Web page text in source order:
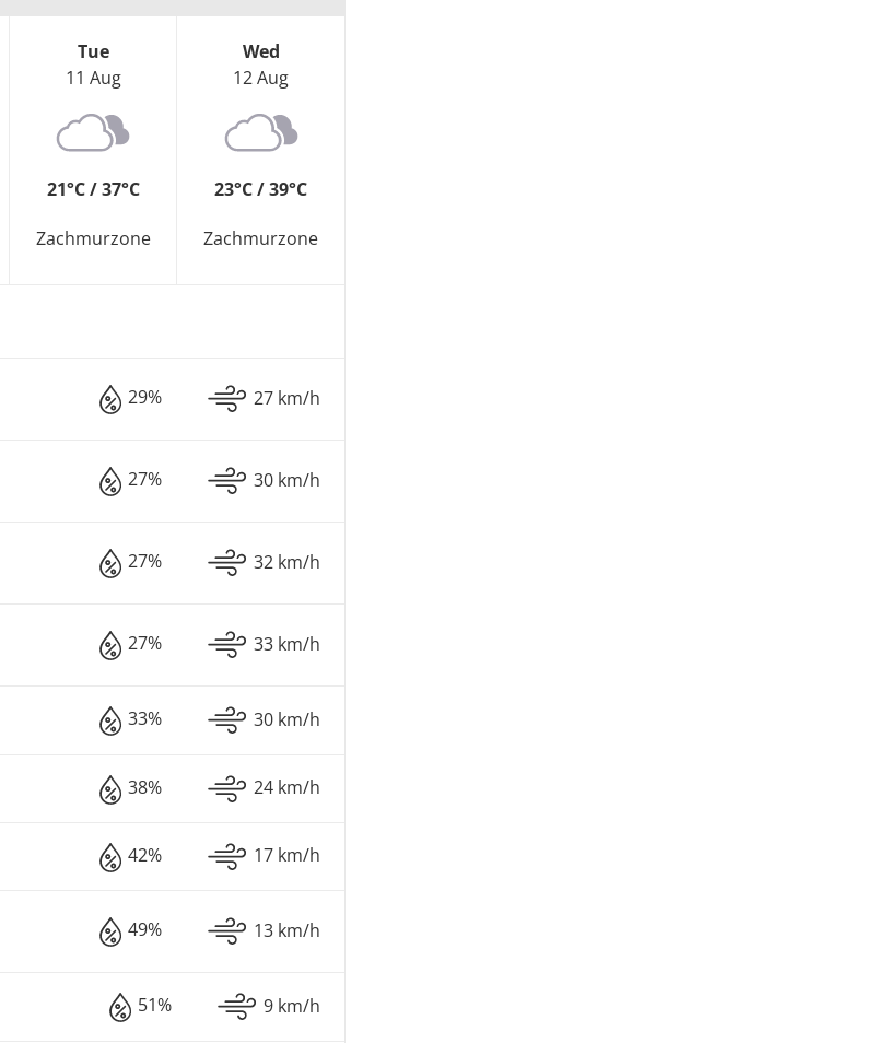
Tue
11 Aug
21°C / 37°C
Zachmurzone
Wed
12 Aug
23°C / 39°C
Zachmurzone
29% 27 km/h
27% 30 km/h
27% 32 km/h
27% 33 km/h
33% 30 km/h
38% 24 km/h
42% 17 km/h
49% 13 km/h
51% 9 km/h